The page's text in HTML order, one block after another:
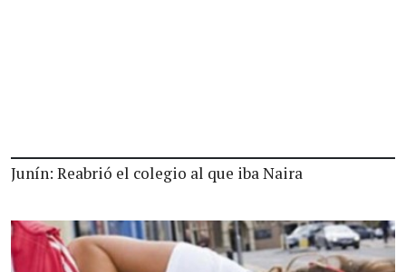
Junín: Reabrió el colegio al que iba Naira